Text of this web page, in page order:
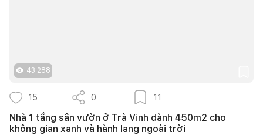
43.288
15 0 11
Nhà 1 tầng sân vườn ở Trà Vinh dành 450m2 cho
không gian xanh và hành lang ngoài trời